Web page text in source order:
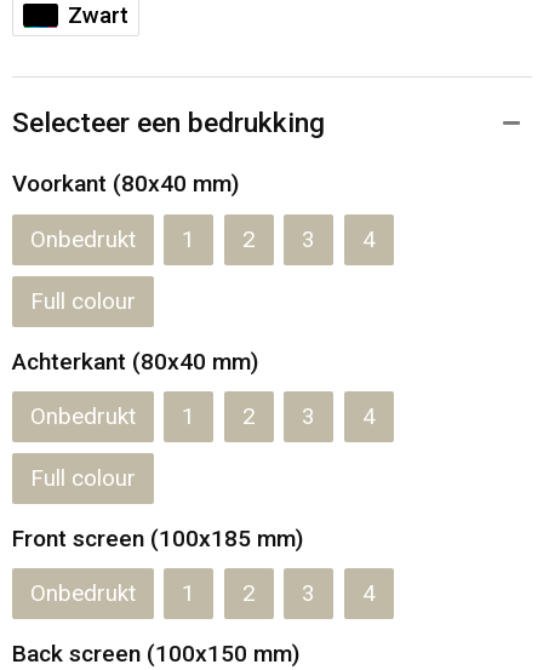
Zwart
Selecteer een bedrukking
Voorkant (80x40 mm)
Onbedrukt 1 2 3 4
Full colour
Achterkant (80x40 mm)
Onbedrukt 1 2 3 4
Full colour
Front screen (100x185 mm)
Onbedrukt 1 2 3 4
Back screen (100x150 mm)